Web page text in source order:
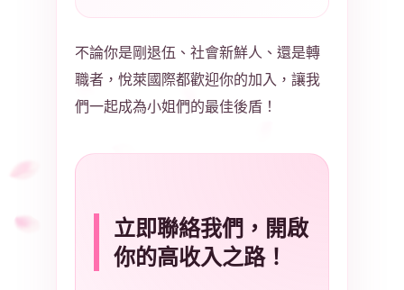
不論你是剛退伍、社會新鮮人、還是轉
職者，悅萊國際都歡迎你的加入，讓我
們一起成為小姐們的最佳後盾！
立即聯絡我們，開啟
你的高收入之路！